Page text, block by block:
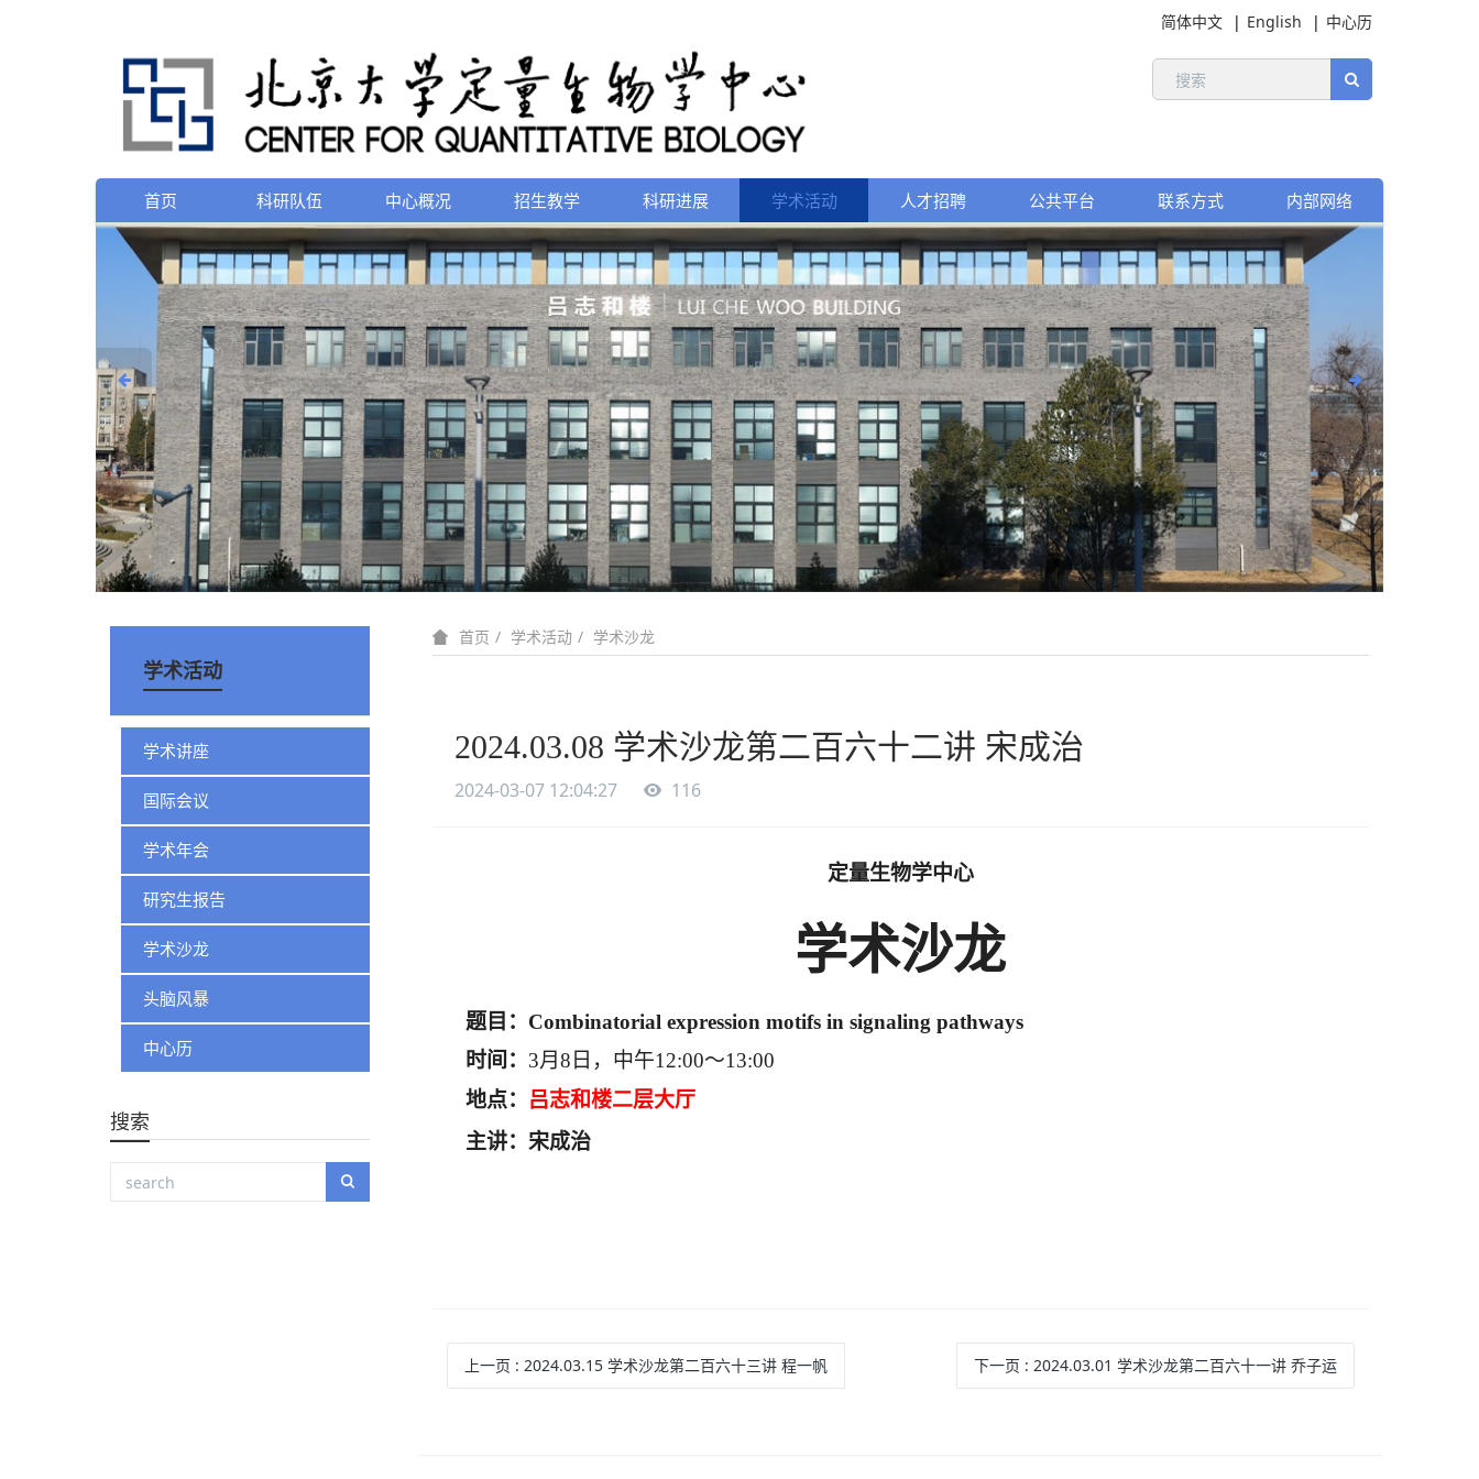
简体中文 English 中心历
首页 科研队伍 中心概况 招生教学 科研进展 学术活动 人才招聘 公共平台 联系方式 内部网络
首页 学术活动 学术沙龙
2024.03.08 学术沙龙第二百六十二讲 宋成治
2024-03-07 12:04:27 116
定量生物学中心
学术沙龙
题目： Combinatorial expression motifs in signaling pathways
时间： 3月 8 日，中午12:00～13:00
地点：
吕志和楼二层大厅
主讲：宋成治
上一页 : 2024.03.15 学术沙龙第二百六十三讲 程一帆 下一页 : 2024.03.01 学术沙龙第二百六十一讲 乔子运
学术活动
学术讲座
国际会议
学术年会
研究生报告
学术沙龙
头脑风暴
中心历
搜索